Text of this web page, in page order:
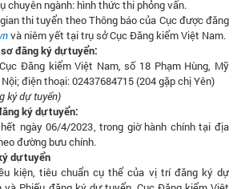
chuyên ngành: hình thức thi phỏng vấn.
thi tuyển theo Thông báo của Cục được đăng
và niêm yết tại trụ sở Cục Đăng kiểm Việt Nam.
đăng ký dự tuyển:
Đăng kiểm Việt Nam, số 18 Phạm Hùng, Mỹ
điện thoại: 02437684715 (204 gặp chị Yên)
ký dự tuyển)
ký dự tuyển:
ngày 06/4/2023, trong giờ hành chính tại địa
đường bưu chính.
dự tuyển
kiện, tiêu chuẩn cụ thể của vị trí đăng ký dự